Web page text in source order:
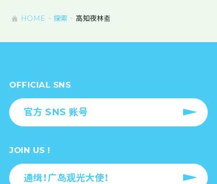
HOME 探索 高知夜林斋
OFFICIAL SNS
官方 SNS 账号
JOIN US !
通缉！广岛观光大使！